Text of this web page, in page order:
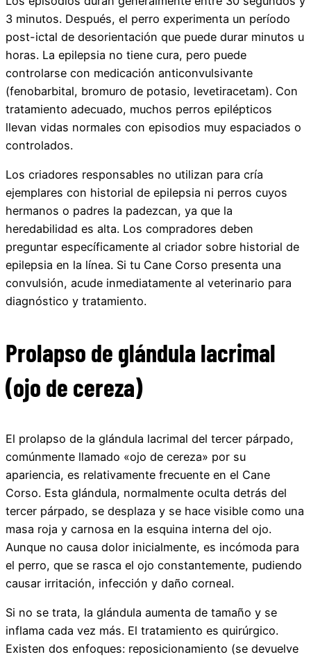
3 minutos. Después, el perro experimenta un período
post-ictal de desorientación que puede durar minutos u
horas. La epilepsia no tiene cura, pero puede
controlarse con medicación anticonvulsivante
(fenobarbital, bromuro de potasio, levetiracetam). Con
tratamiento adecuado, muchos perros epilépticos
llevan vidas normales con episodios muy espaciados o
controlados.
Los criadores responsables no utilizan para cría
ejemplares con historial de epilepsia ni perros cuyos
hermanos o padres la padezcan, ya que la
heredabilidad es alta. Los compradores deben
preguntar específicamente al criador sobre historial de
epilepsia en la línea. Si tu Cane Corso presenta una
convulsión, acude inmediatamente al veterinario para
diagnóstico y tratamiento.
Prolapso de glándula lacrimal
(ojo de cereza)
El prolapso de la glándula lacrimal del tercer párpado,
comúnmente llamado «ojo de cereza» por su
apariencia, es relativamente frecuente en el Cane
Corso. Esta glándula, normalmente oculta detrás del
tercer párpado, se desplaza y se hace visible como una
masa roja y carnosa en la esquina interna del ojo.
Aunque no causa dolor inicialmente, es incómoda para
el perro, que se rasca el ojo constantemente, pudiendo
causar irritación, infección y daño corneal.
Si no se trata, la glándula aumenta de tamaño y se
inflama cada vez más. El tratamiento es quirúrgico.
Existen dos enfoques: reposicionamiento (se devuelve